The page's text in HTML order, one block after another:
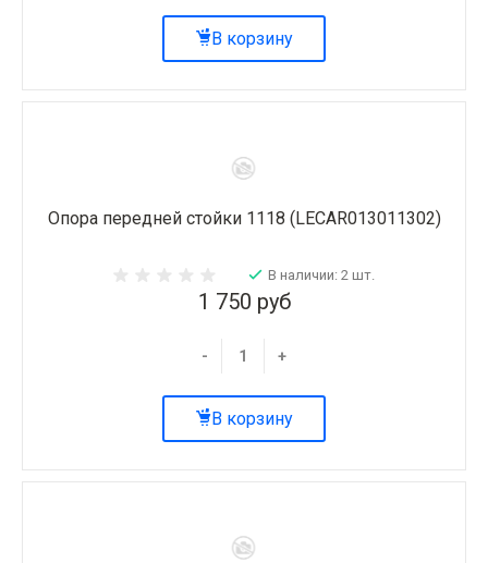
В корзину
Опора передней стойки 1118 (LECAR013011302)
В наличии: 2 шт.
1 750 руб
- +
В корзину